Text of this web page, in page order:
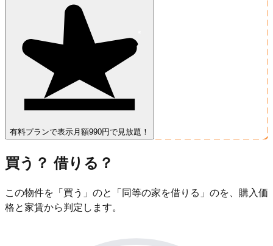
有料プランで表示 月額990円で見放題！
買う？ 借りる？
この物件を「買う」のと「同等の家を借りる」のを、購入価
格と家賃から判定します。